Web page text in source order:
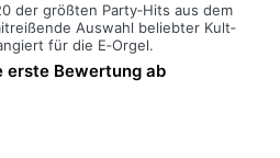
der größten Party‑Hits aus dem
Auswahl beliebter Kult‑
für die E‑Orgel.
erste Bewertung ab